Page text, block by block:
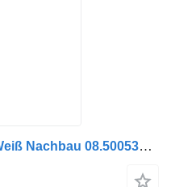
Windabweiser Außen Links Weiß Nachbau 08.5005316 Spoiler für MAN TGX Sattelzugmaschine